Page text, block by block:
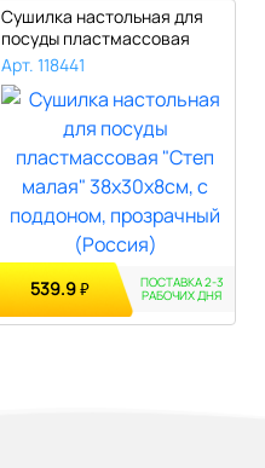
Сушилка настольная для
посуды пластмассовая
"Степ малая..
Арт. 118441
539.9₽ ПОСТАВКА 2-3
РАБОЧИХ ДНЯ